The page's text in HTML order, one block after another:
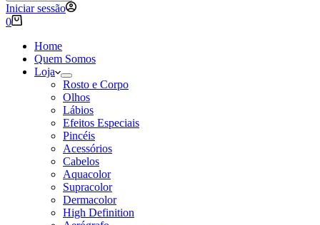
Iniciar sessão
Carrinho
compras
0
Home
Quem Somos
Loja
Rosto e Corpo
Olhos
Lábios
Efeitos Especiais
Pincéis
Acessórios
Cabelos
Aquacolor
Supracolor
Dermacolor
High Definition